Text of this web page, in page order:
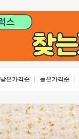
낮은가격순 높은가격순